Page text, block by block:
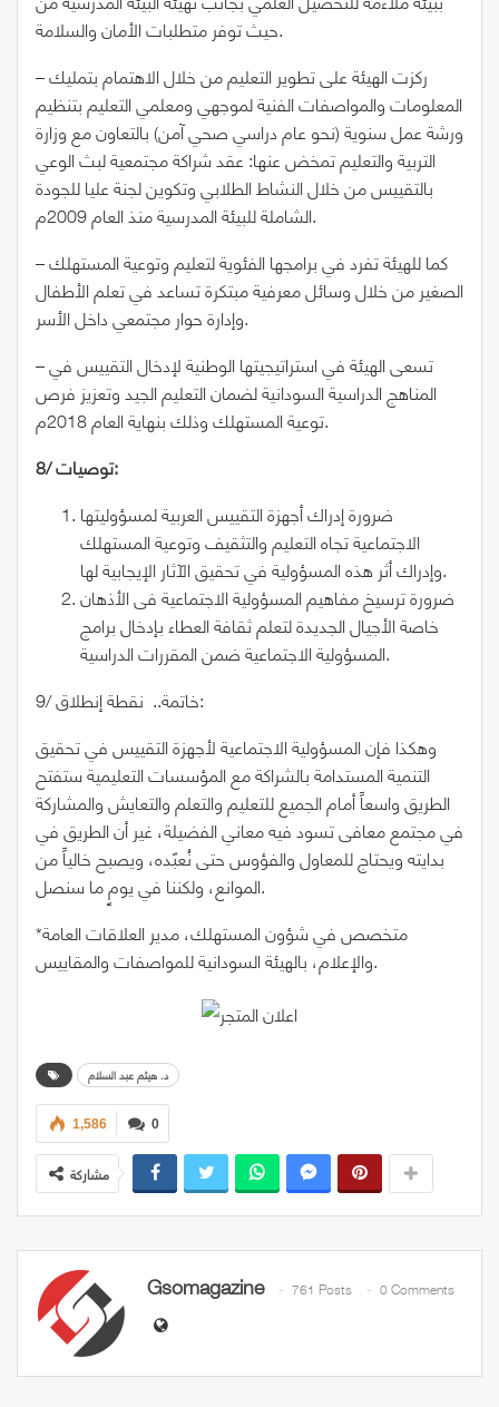
حيث توفر متطلبات الأمان والسلامة.
– ركزت الهيئة على تطوير التعليم من خلال الاهتمام بتمليك
المعلومات والمواصفات الفنية لموجهي ومعلمي التعليم بتنظيم
ورشة عمل سنوية (نحو عام دراسي صحي آمن) بالتعاون مع وزارة
التربية والتعليم تمخض عنها: عقد شراكة مجتمعية لبث الوعي
بالتقييس من خلال النشاط الطلابي وتكوين لجنة عليا للجودة
الشاملة للبيئة المدرسية منذ العام 2009م.
– كما للهيئة تفرد في برامجها الفئوية لتعليم وتوعية المستهلك
الصغير من خلال وسائل معرفية مبتكرة تساعد في تعلم الأطفال
وإدارة حوار مجتمعي داخل الأسر.
– تسعى الهيئة في استراتيجيتها الوطنية لإدخال التقييس في
المناهج الدراسية السودانية لضمان التعليم الجيد وتعزيز فرص
توعية المستهلك وذلك بنهاية العام 2018م.
8/
توصيات:
ضرورة إدراك أجهزة التقييس العربية لمسؤوليتها
الاجتماعية تجاه التعليم والتثقيف وتوعية المستهلك
وإدراك أثر هذه المسؤولية في تحقيق الآثار الإيجابية لها.
ضرورة ترسيخ مفاهيم المسؤولية الاجتماعية فى الأذهان
خاصة الأجيال الجديدة لتعلم ثقافة العطاء بإدخال برامج
المسؤولية الاجتماعية ضمن المقررات الدراسية.
9/ خاتمة.. نقطة إنطلاق:
وهكذا فإن المسؤولية الاجتماعية لأجهزة التقييس في تحقيق
التنمية المستدامة بالشراكة مع المؤسسات التعليمية ستفتح
الطريق واسعاً أمام الجميع للتعليم والتعلم والتعايش والمشاركة
في مجتمع معافى تسود فيه معاني الفضيلة، غير أن الطريق في
بدايته ويحتاج للمعاول والفؤوس حتى نُعبّده، ويصبح خالياً من
الموانع، ولكننا في يومٍ ما سنصل.
*متخصص في شؤون المستهلك، مدير العلاقات العامة
والإعلام، بالهيئة السودانية للمواصفات والمقاييس.
د. هيثم عبد السلام
0
1,586
مشاركة
Gsomagazine 761 Posts 0 Comments